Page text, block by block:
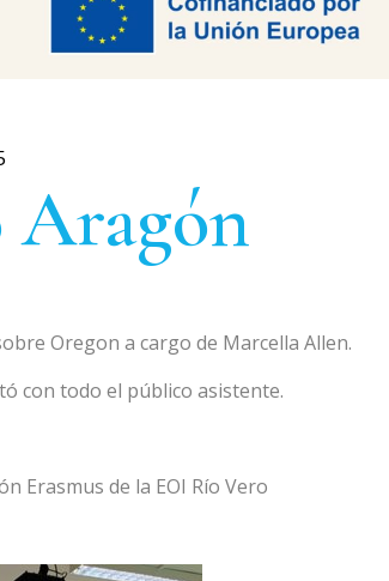
Aragón
Oregon a cargo de Marcella Allen.
con todo el público asistente.
Erasmus de la EOI Río Vero